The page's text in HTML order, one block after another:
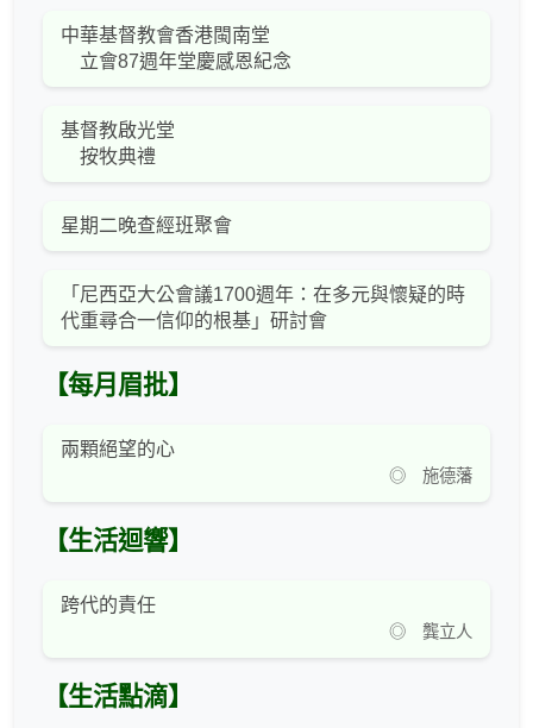
中華基督教會香港閩南堂
立會87週年堂慶感恩紀念
基督教啟光堂
按牧典禮
星期二晚查經班聚會
「尼西亞大公會議1700週年：在多元與懷疑的時
代重尋合一信仰的根基」研討會
【每月眉批】
兩顆絕望的心
◎ 施德藩
【生活迴響】
跨代的責任
◎ 龔立人
【生活點滴】